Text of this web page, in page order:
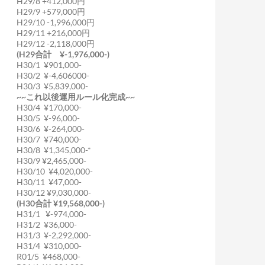
H29/9 +579,000円
H29/10 -1,996,000円
H29/11 +216,000円
H29/12 -2,118,000円
(H29合計 ¥-1,976,000-)
H30/1 ¥901,000-
H30/2 ¥-4,606000-
H30/3 ¥5,839,000-
~~これ以後運用ルール化完成~~
H30/4 ¥170,000-
H30/5 ¥-96,000-
H30/6 ¥-264,000-
H30/7 ¥740,000-
H30/8 ¥1,345,000-*
H30/9 ¥2,465,000-
H30/10 ¥4,020,000-
H30/11 ¥47,000-
H30/12 ¥9,030,000-
(H30合計 ¥19,568,000-)
H31/1 ¥-974,000-
H31/2 ¥36,000-
H31/3 ¥-2,292,000-
H31/4 ¥310,000-
R01/5 ¥468,000-